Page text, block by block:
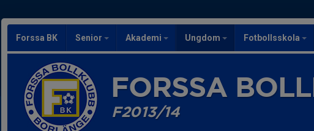
Forssa BK Senior Akademi Ungdom Fotbollsskola
FORSSA
F2013/14